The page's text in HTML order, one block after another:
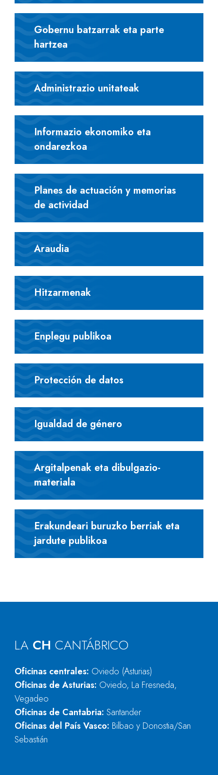
Gobernu batzarrak eta parte
hartzea
Administrazio unitateak
Informazio ekonomiko eta
ondarezkoa
Planes de actuación y memorias
de actividad
Araudia
Hitzarmenak
Enplegu publikoa
Protección de datos
Igualdad de género
Argitalpenak eta dibulgazio-
materiala
Erakundeari buruzko berriak eta
jardute publikoa
LA CH CANTÁBRICO
Oficinas centrales: Oviedo (Asturias)
Oficinas de Asturias: Oviedo, La Fresneda,
Vegadeo
Oficinas de Cantabria: Santander
Oficinas del País Vasco: Bilbao y Donostia/San
Sebastián